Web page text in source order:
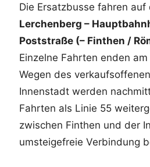
Die Ersatzbusse fahren
Lerchenberg –
Poststraße (– Finthen /
Einzelne Fahrten enden
Wegen des
Innenstadt werden
Fahrten als Linie 55
zwischen Finthen und der
umsteigefreie Verbindung